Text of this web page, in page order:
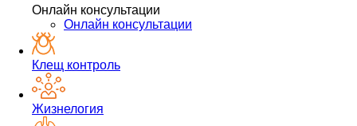
Онлайн консультации
Онлайн консультации
Клещ контроль
Жизнелогия